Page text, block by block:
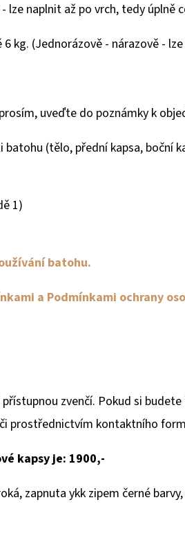
lze naplnit až po vrch, tedy úplně
kg. (Jednorázově - nárazově -
uveďte do poznámky k
(tělo, přední kapsa, boční
1)
batohu.
a Podmínkami ochrany
zvenčí. Pokud si
prostřednictvím kontaktního
kapsy je: 1900,-
zapnuta ykk zipem černé